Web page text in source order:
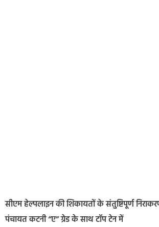
सीएम हेल्पलाइन की शिकायतों के संतुष्टिपूर्ण
पंचायत कटनी “ए” ग्रेड के साथ टॉप टेन में